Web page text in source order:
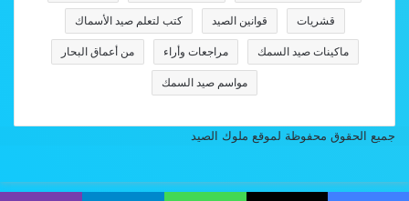
قشريات قوانين الصيد كتب لتعلم صيد الأسماك
ماكينات صيد السمك مراجعات وأراء من أعماق البحار
مواسم صيد السمك
جميع الحقوق محفوظة لموقع ملوك الصيد